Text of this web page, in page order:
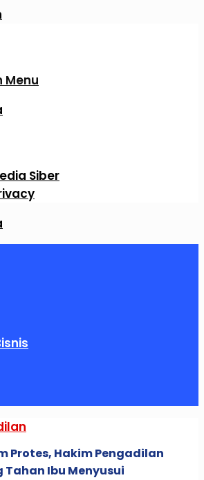
Menu
Siber
Protes, Hakim Pengadilan
Tahan Ibu Menyusui